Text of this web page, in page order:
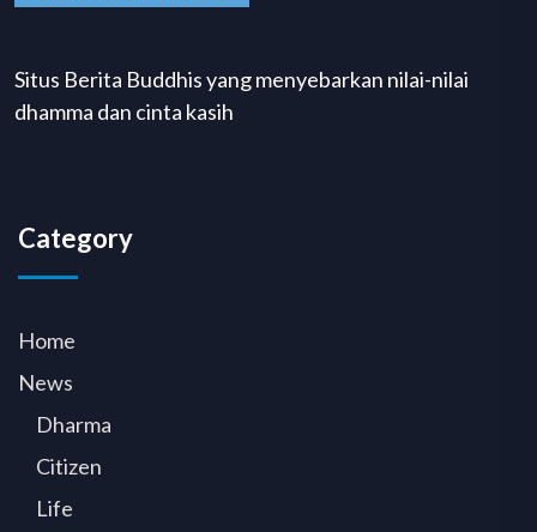
Situs Berita Buddhis yang menyebarkan nilai-nilai
dhamma dan cinta kasih
Category
Home
News
Dharma
Citizen
Life